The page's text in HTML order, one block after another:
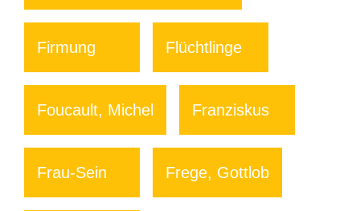
Firmung Flüchtlinge
Foucault, Michel Franziskus
Frau-Sein Frege, Gottlob